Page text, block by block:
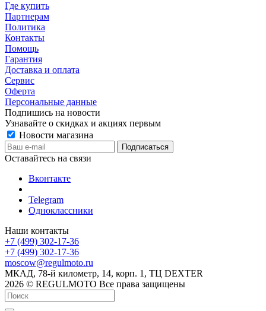
Где купить
Партнерам
Политика
Контакты
Помощь
Гарантия
Доставка и оплата
Сервис
Оферта
Персональные данные
Подпишись на новости
Узнавайте о скидках и акциях первым
Новости магазина
Оставайтесь на связи
Вконтакте
Telegram
Одноклассники
Наши контакты
+7 (499) 302-17-36
+7 (499) 302-17-36
moscow@regulmoto.ru
МКАД, 78-й километр, 14, корп. 1, ТЦ DEXTER
2026 © REGULMOTO Все права защищены